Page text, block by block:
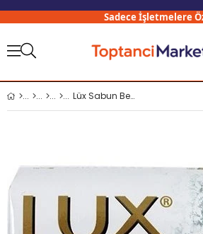
Sadece İşletmelere Özel
Lüx Sabun Beyaz Bright İmpress 80 gr